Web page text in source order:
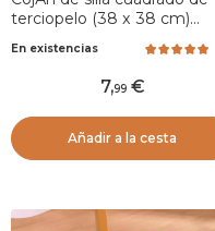
terciopelo (38 x 38 cm)
En existencias
7,99
Añadir a la cesta